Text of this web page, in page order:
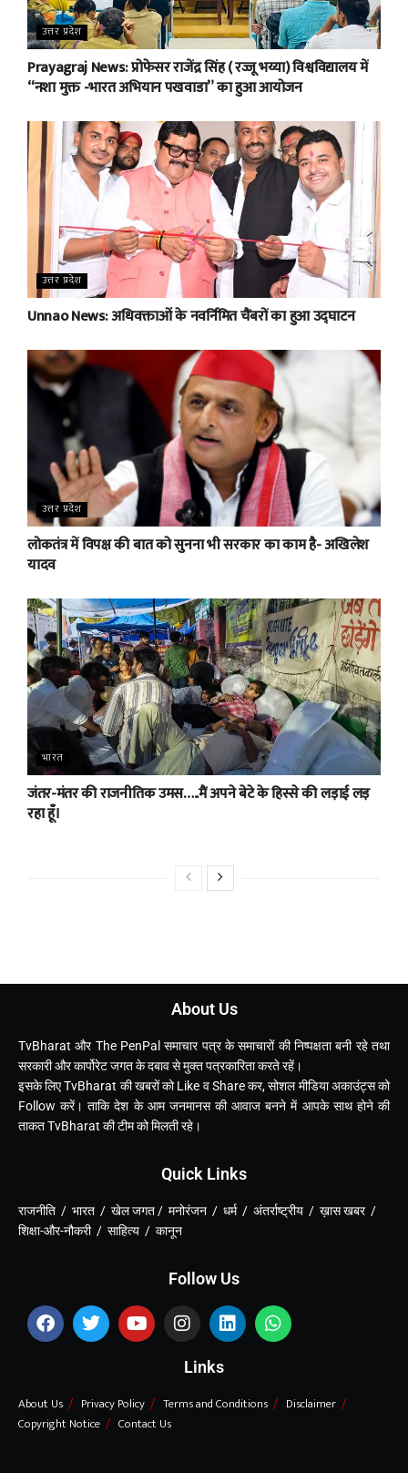
उत्तर प्रदेश
Prayagraj News: प्रोफेसर राजेंद्र सिंह ( रज्जू भय्या) विश्वविद्यालय में
“नशा मुक्त -भारत अभियान पखवाडा” का हुआ आयोजन
उत्तर प्रदेश
Unnao News: अधिवक्ताओं के नवर्निमित चैंबरों का हुआ उद्घाटन
उत्तर प्रदेश
लोकतंत्र में विपक्ष की बात को सुनना भी सरकार का काम है- अखिलेश
यादव
भारत
जंतर-मंतर की राजनीतिक उमस…..मैं अपने बेटे के हिस्से की लड़ाई लड़
रहा हूँ।
About Us
TvBharat और The PenPal समाचार पत्र के समाचारों की निष्पक्षता बनी रहे तथा
सरकारी और कार्पोरेट जगत के दबाव से मुक्त पत्रकारिता करते रहें।
इसके लिए TvBharat की खबरों को Like व Share कर, सोशल मीडिया अकाउंट्स को
Follow करें। ताकि देश के आम जनमानस की आवाज बनने में आपके साथ होने की
ताकत TvBharat की टीम को मिलती रहे।
Quick Links
राजनीति / भारत / खेल जगत / मनोरंजन / धर्म / अंतर्राष्ट्रीय / ख़ास खबर /
शिक्षा-और-नौकरी / साहित्य / कानून
Follow Us
Links
About Us Privacy Policy Terms and Conditions
Disclaimer
Copyright Notice
Contact Us